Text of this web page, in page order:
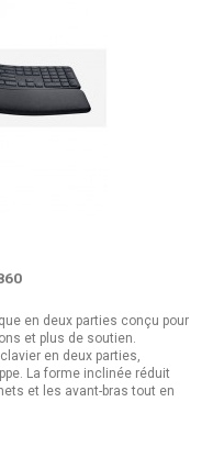
en deux parties conçu pour
et plus de soutien.
en deux parties,
La forme inclinée réduit
et les avant-bras tout en